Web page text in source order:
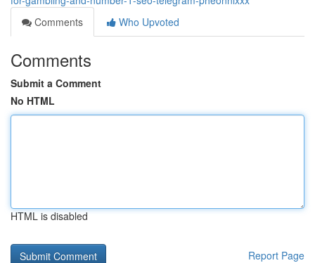
Comments
Who Upvoted
Comments
Submit a Comment
No HTML
HTML is disabled
Report Page